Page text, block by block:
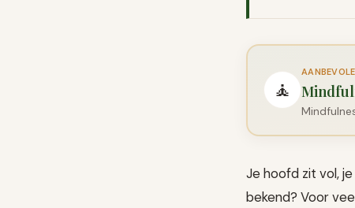
🧘
Je hoofd zit vol,
bekend? Voor